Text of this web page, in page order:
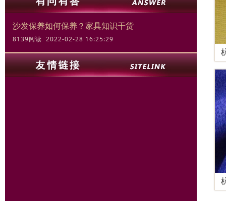
沙发保养如何保养？家具知识干货
8139阅读 2022-02-28 16:25:29